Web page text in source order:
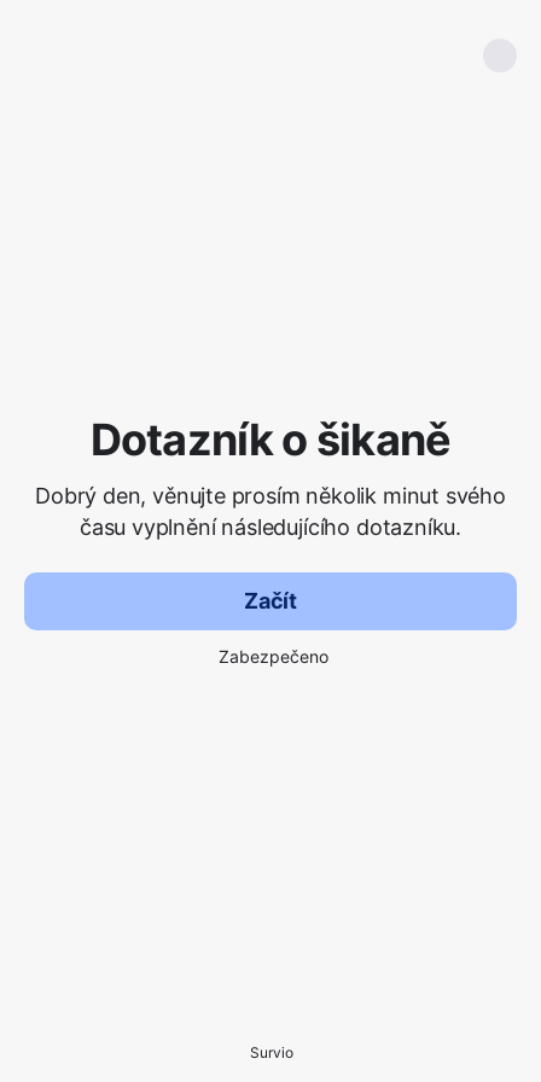
Dotazník o šikaně
Dobrý den, věnujte prosím několik minut svého
času vyplnění následujícího dotazníku.
Začít
Zabezpečeno
Survio